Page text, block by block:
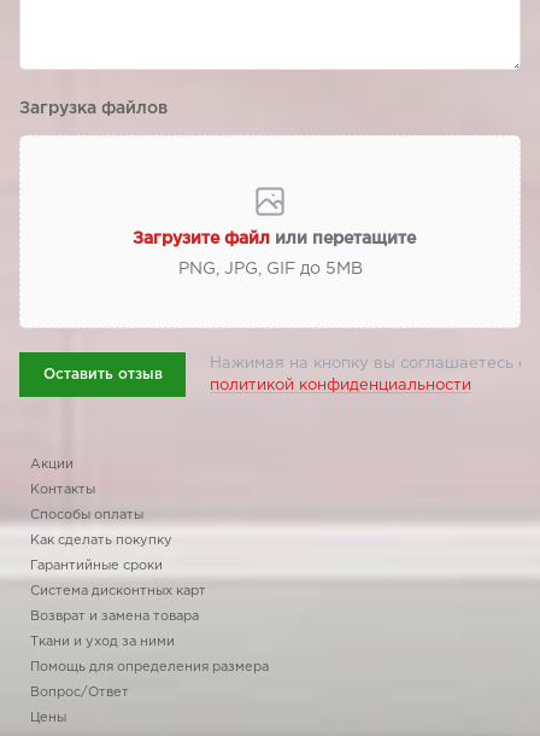
Загрузка файлов
Загрузите файл или перетащите
PNG, JPG, GIF до 5МВ
Оставить отзыв
Нажимая на кнопку вы соглашаетесь с
политикой конфиденциальности
Акции
Контакты
Способы оплаты
Как сделать покупку
Гарантийные сроки
Система дисконтных карт
Возврат и замена товара
Ткани и уход за ними
Помощь для определения размера
Вопрос/Ответ
Цены